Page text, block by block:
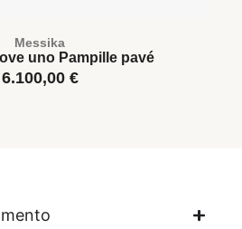
Messika
uno Pampille pavé
6.100,00 €